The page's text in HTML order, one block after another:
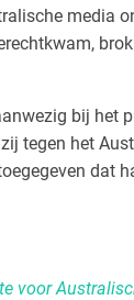
media
bij het
tegen het
dat
voor